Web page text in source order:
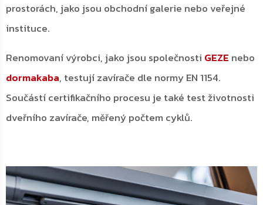
prostorách, jako jsou obchodní galerie nebo veřejné
instituce.
Renomovaní výrobci, jako jsou společnosti GEZE nebo
dormakaba, testují zavírače dle normy EN 1154.
Součástí certifikačního procesu je také test životnosti
dveřního zavírače, měřený počtem cyklů.